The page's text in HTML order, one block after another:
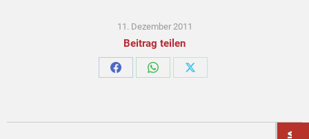
11. Dezember 2011
Beitrag teilen
Share
Share
Share